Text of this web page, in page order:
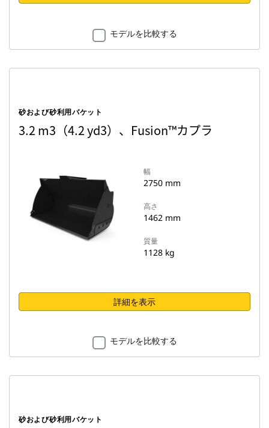
モデルを比較する
砂および砂利用バケット
3.2 m3（4.2 yd3）、Fusion™カプラ
幅
2750 mm
高さ
1462 mm
質量
1128 kg
詳細を表示
モデルを比較する
砂および砂利用バケット